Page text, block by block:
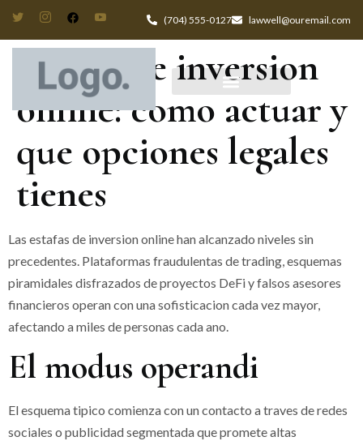
(704) 555-0127 lawwell@ouremail.com
Estafas de inversion
online: como actuar y
que opciones legales
tienes
Las estafas de inversion online han alcanzado niveles sin
precedentes. Plataformas fraudulentas de trading, esquemas
piramidales disfrazados de proyectos DeFi y falsos asesores
financieros operan con una sofisticacion cada vez mayor,
afectando a miles de personas cada ano.
El modus operandi
El esquema tipico comienza con un contacto a traves de redes
sociales o publicidad segmentada que promete altas